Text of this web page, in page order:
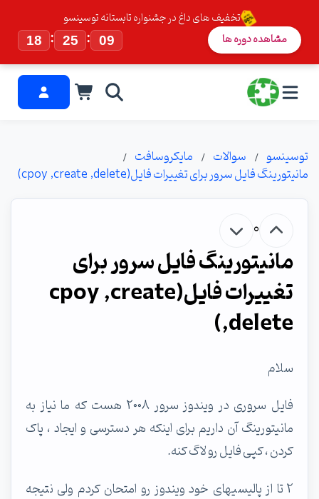
تخفیف های داغ در جشنواره تابستانه توسینسو
18
: 25 : 08 مشاهده دوره ها
توسینسو سوالات
مایکروسافت
مانیتورینگ فایل سرور برای تغییرات فایل(cpoy ,create ,delete)
0
مانیتورینگ فایل سرور برای
تغییرات فایل(cpoy ,create
,delete)
سلام
فایل سروری در ویندوز سرور 2008 هست که ما نیاز به
مانیتورینگ آن داریم برای اینکه هر دسترسی و ایجاد ، پاک
کردن ، کپی فایل رو لاگ کنه.
2 تا از پالیسیهای خود ویندوز رو امتحان کردم ولی نتیجه